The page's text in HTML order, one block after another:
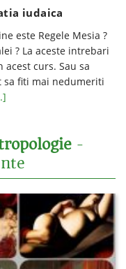
iudaica
este Regele Mesia ?
? La aceste intrebari
curs. Sau sa
fiti mai nedumeriti
-